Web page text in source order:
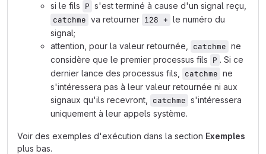
si le fils P s'est terminé à cause d'un signal reçu,
catchme va retourner 128 + le numéro du
signal;
attention, pour la valeur retournée,
catchme ne
considère que le premier processus fils P . Si ce
dernier lance des processus fils,
catchme ne
s'intéressera pas à leur valeur retournée ni aux
signaux qu'ils recevront,
catchme s'intéressera
uniquement à leur appels système.
Voir des exemples d'exécution dans la section Exemples
plus bas.